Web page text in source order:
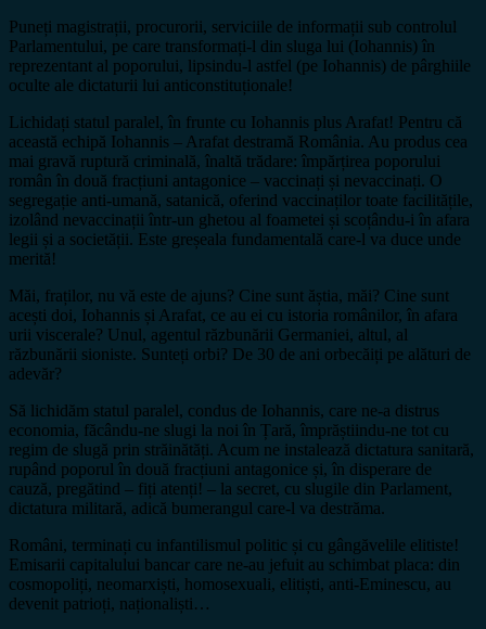
Puneți magistrații, procurorii, serviciile de informații sub controlul
Parlamentului, pe care transformați-l din sluga lui (Iohannis) în
reprezentant al poporului, lipsindu-l astfel (pe Iohannis) de pârghiile
oculte ale dictaturii lui anticonstituționale!
Lichidați statul paralel, în frunte cu Iohannis plus Arafat! Pentru că
această echipă Iohannis – Arafat destramă România. Au produs cea
mai gravă ruptură criminală, înaltă trădare: împărțirea poporului
român în două fracțiuni antagonice – vaccinați și nevaccinați. O
segregație anti-umană, satanică, oferind vaccinaților toate facilitățile,
izolând nevaccinații într-un ghetou al foametei și scoțându-i în afara
legii și a societății. Este greșeala fundamentală care-l va duce unde
merită!
Măi, fraților, nu vă este de ajuns? Cine sunt ăștia, măi? Cine sunt
acești doi, Iohannis și Arafat, ce au ei cu istoria românilor, în afara
urii viscerale? Unul, agentul răzbunării Germaniei, altul, al
răzbunării sioniste. Sunteți orbi? De 30 de ani orbecăiți pe alături de
adevăr?
Să lichidăm statul paralel, condus de Iohannis, care ne-a distrus
economia, făcându-ne slugi la noi în Țară, împrăștiindu-ne tot cu
regim de slugă prin străinătăți. Acum ne instalează dictatura sanitară,
rupând poporul în două fracțiuni antagonice și, în disperare de
cauză, pregătind – fiți atenți! – la secret, cu slugile din Parlament,
dictatura militară, adică bumerangul care-l va destrăma.
Români, terminați cu infantilismul politic și cu gângăvelile elitiste!
Emisarii capitalului bancar care ne-au jefuit au schimbat placa: din
cosmopoliți, neomarxiști, homosexuali, elitiști, anti-Eminescu, au
devenit patrioți, naționaliști…